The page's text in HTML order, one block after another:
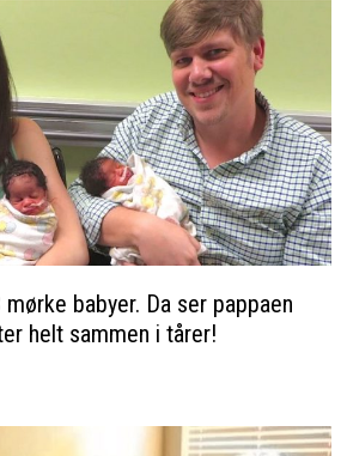
babyer. Da ser pappaen
helt sammen i tårer!